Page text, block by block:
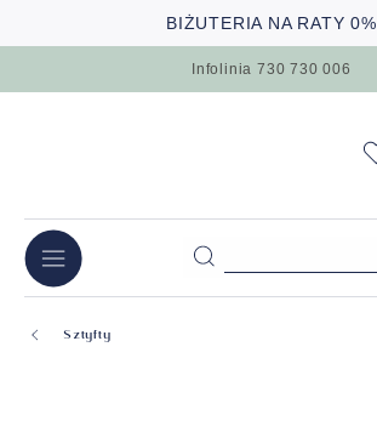
BIŻUTERIA NA RATY 0%
Infolinia 730 730 006
Sztyfty